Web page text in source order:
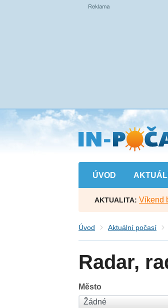
Přejít
na
hlavní
obsah
ÚVOD
AKTUALITA: Víkend
Úvod Aktuální počasí
Radar,
Město